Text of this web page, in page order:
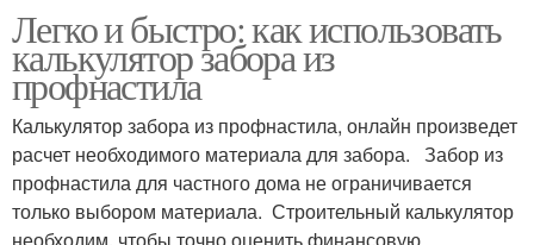
Легко и быстро: как использовать
калькулятор забора из
профнастила
Калькулятор забора из профнастила, онлайн произведет
расчет необходимого материала для забора. Забор из
профнастила для частного дома не ограничивается
только выбором материала. Строительный калькулятор
необходим, чтобы точно оценить финансовую